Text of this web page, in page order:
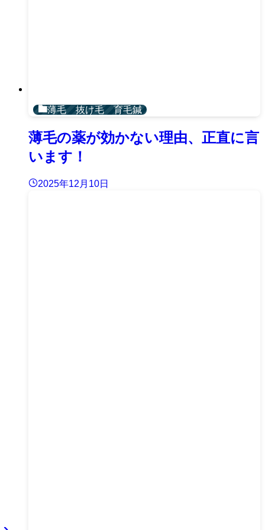
薄毛 抜け毛 育毛鍼
薄毛の薬が効かない理由、正直に言
います！
2025年12月10日